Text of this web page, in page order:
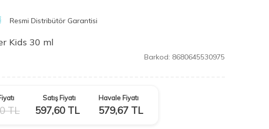
Resmi Distribütör Garantisi
Kids 30 ml
Barkod: 8680645530975
TL
Satış Fiyatı
597,60TL
Havale Fiyatı
579,67 TL